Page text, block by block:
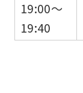
19:00～
19:40